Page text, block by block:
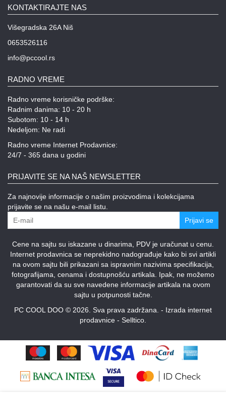
KONTAKTIRAJTE NAS
Višegradska 26A Niš
0653526116
info@pccool.rs
RADNO VREME
Radno vreme korisničke podrške:
Radnim danima: 10 - 20 h
Subotom: 10 - 14 h
Nedeljom: Ne radi
Radno vreme Internet Prodavnice:
24/7 - 365 dana u godini
PRIJAVITE SE NA NAŠ NEWSLETTER
Za najnovije informacije o našim proizvodima i kolekcijama
prijavite se na našu e-mail listu.
Prijavi se
Cene na sajtu su iskazane u dinarima, PDV je uračunat u cenu.
Internet prodavnica se neprekidno nadograđuje kako bi svi artikli
na ovom sajtu bili prikazani sa ispravnim nazivima specifikacija,
fotografijama, cenama i dostupnošću artikala. Ipak, ne možemo
garantovati da su sve navedene informacije artikala na ovom
sajtu u potpunosti tačne.
PC COOL DOO © 2026. Sva prava zadržana. - Izrada internet
prodavnice - Selltico.